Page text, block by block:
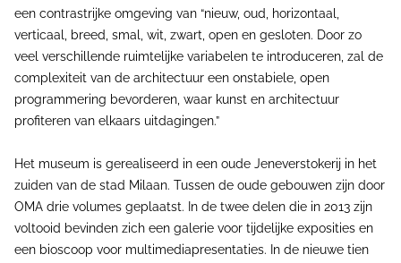
een contrastrijke omgeving van “nieuw, oud, horizontaal,
verticaal, breed, smal, wit, zwart, open en gesloten. Door zo
veel verschillende ruimtelijke variabelen te introduceren, zal de
complexiteit van de architectuur een onstabiele, open
programmering bevorderen, waar kunst en architectuur
profiteren van elkaars uitdagingen.”
Het museum is gerealiseerd in een oude Jeneverstokerij in het
zuiden van de stad Milaan. Tussen de oude gebouwen zijn door
OMA drie volumes geplaatst. In de twee delen die in 2013 zijn
voltooid bevinden zich een galerie voor tijdelijke exposities en
een bioscoop voor multimediapresentaties. In de nieuwe tien